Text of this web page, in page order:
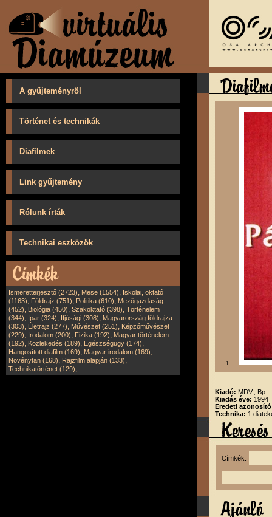
A gyűjteményről
Történet és technikák
Diafilmek
Link gyűjtemény
Rólunk írták
Technikai eszközök
Ismeretterjesztő (2723), Mese (1554), Iskolai, oktató
(1163), Földrajz (751), Politika (610), Mezőgazdaság
(452), Biológia (450), Szakoktató (398), Történelem
(344), Ipar (324), Ifjúsági (308), Magyarország földrajza
(303), Életrajz (277), Művészet (251), Képzőművészet
(229), Irodalom (200), Fizika (192), Magyar történelem
(192), Közlekedés (189), Egészségügy (174),
Hangosított diafilm (169), Magyar irodalom (169),
Növénytan (168), Rajzfilm alapján (133),
Technikatörténet (129),
1
Kiadó: MDV., Bp.
Kiadás éve: 1994
Eredeti
Technika: 1
Címkék: